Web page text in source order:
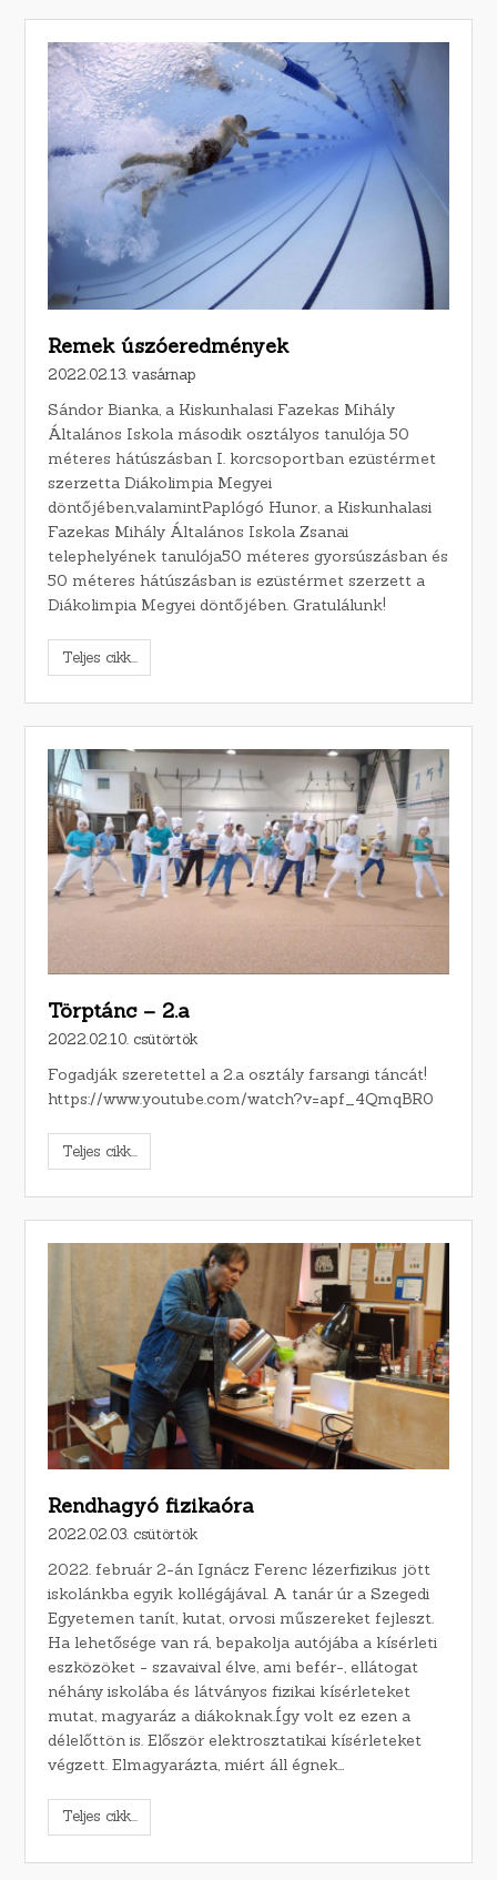
Remek úszóeredmények
2022.02.13. vasárnap
Sándor Bianka, a Kiskunhalasi Fazekas Mihály
Általános Iskola második osztályos tanulója 50
méteres hátúszásban I. korcsoportban ezüstérmet
szerzetta Diákolimpia Megyei
döntőjében,valamintPaplógó Hunor, a Kiskunhalasi
Fazekas Mihály Általános Iskola Zsanai
telephelyének tanulója50 méteres gyorsúszásban és
50 méteres hátúszásban is ezüstérmet szerzett a
Diákolimpia Megyei döntőjében. Gratulálunk!
Teljes cikk...
Törptánc – 2.a
2022.02.10. csütörtök
Fogadják szeretettel a 2.a osztály farsangi táncát!
https://www.youtube.com/watch?v=apf_4QmqBR0
Teljes cikk...
Rendhagyó fizikaóra
2022.02.03. csütörtök
2022. február 2-án Ignácz Ferenc lézerfizikus jött
iskolánkba egyik kollégájával. A tanár úr a Szegedi
Egyetemen tanít, kutat, orvosi műszereket fejleszt.
Ha lehetősége van rá, bepakolja autójába a kísérleti
eszközöket - szavaival élve, ami befér-, ellátogat
néhány iskolába és látványos fizikai kísérleteket
mutat, magyaráz a diákoknak.Így volt ez ezen a
délelőttön is. Először elektrosztatikai kísérleteket
végzett. Elmagyarázta, miért áll égnek…
Teljes cikk...